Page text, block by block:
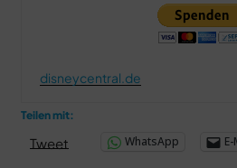
disneycentral.de
Teilen mit:
Tweet WhatsApp